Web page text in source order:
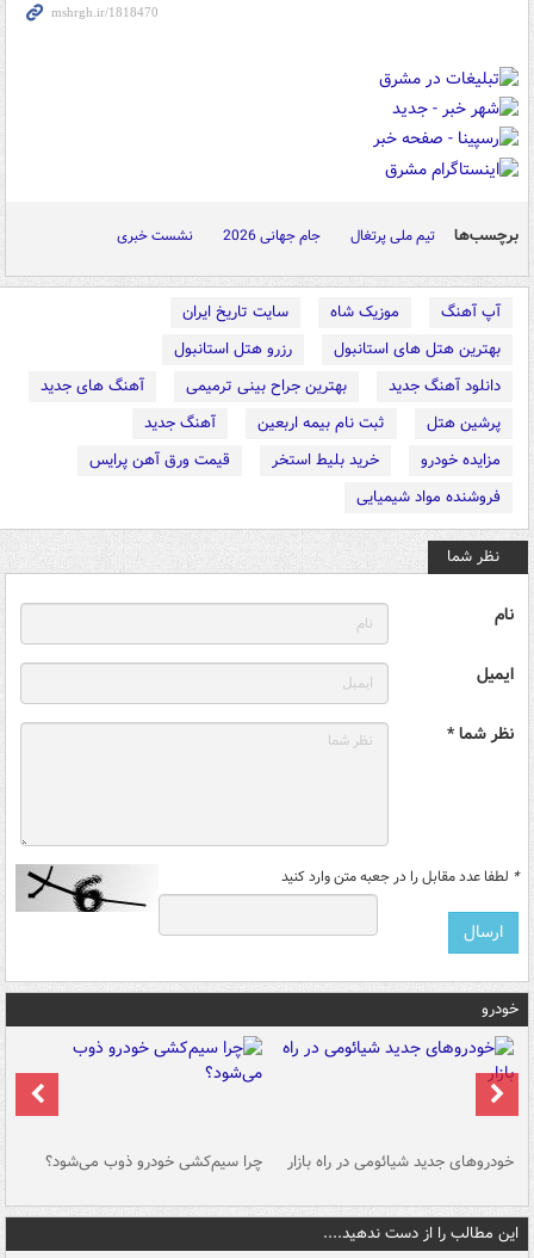
برچسب‌ها تیم ملی پرتغال جام جهانی 2026 نشست خبری
آپ آهنگ موزیک شاه
سایت تاریخ ایران
بهترین هتل های استانبول
رزرو هتل استانبول
دانلود آهنگ جدید
بهترین جراح بینی ترمیمی
آهنگ های جدید
پرشین هتل
ثبت نام بیمه اربعین
آهنگ جدید
مزایده خودرو
خرید بلیط استخر
قیمت ورق آهن پرایس
فروشنده مواد شیمیایی
نظر شما
نام
ایمیل
نظر شما *
* لطفا عدد مقابل را در جعبه متن وارد کنید
خودرو
خودروهای جدید شیائومی در راه بازار چرا سیم‌کشی خودرو ذوب می‌شود؟
این مطالب را از دست ندهید....